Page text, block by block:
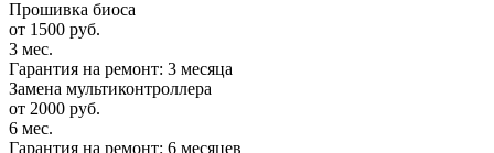
Прошивка биоса
от 1500 руб.
3 мес.
Гарантия на ремонт: 3 месяца
Замена мультиконтроллера
от 2000 руб.
6 мес.
Гарантия на ремонт: 6 месяцев